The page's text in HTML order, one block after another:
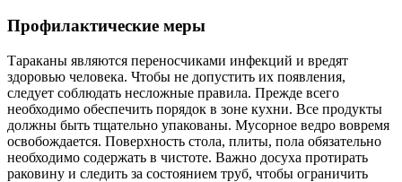
Профилактические меры
Тараканы являются переносчиками инфекций и вредят
здоровью человека. Чтобы не допустить их появления,
следует соблюдать несложные правила. Прежде всего
необходимо обеспечить порядок в зоне кухни. Все продукты
должны быть тщательно упакованы. Мусорное ведро вовремя
освобождается. Поверхность стола, плиты, пола обязательно
необходимо содержать в чистоте. Важно досуха протирать
раковину и следить за состоянием труб, чтобы ограничить